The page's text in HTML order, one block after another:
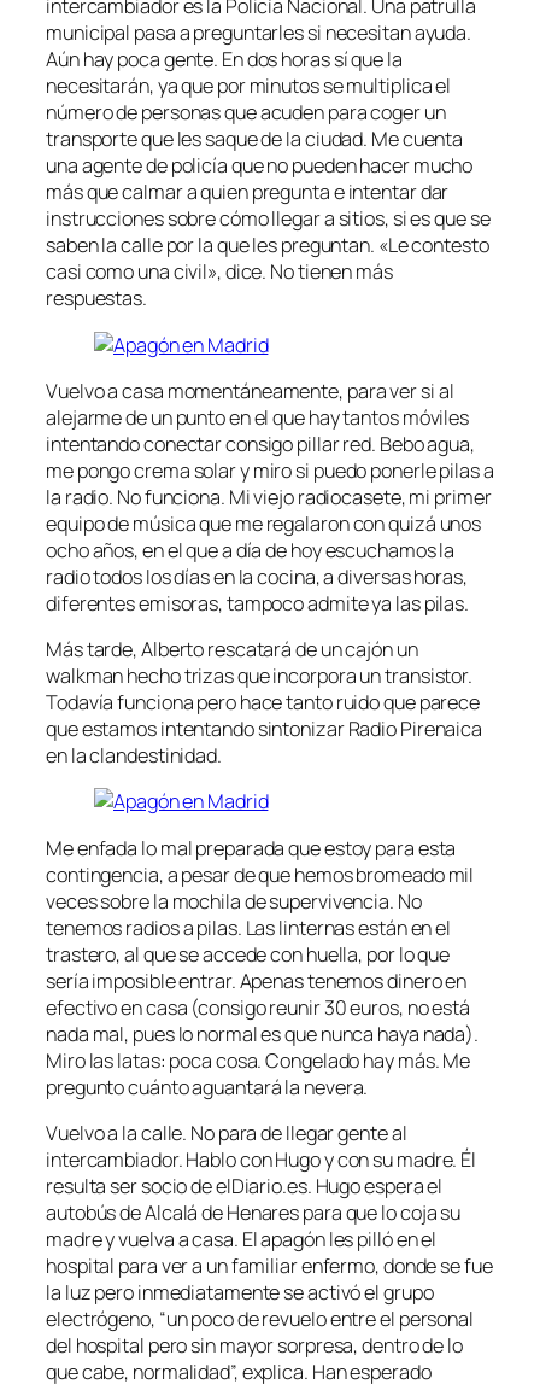
intercambiador es la Policía Nacional. Una patrulla
municipal pasa a preguntarles si necesitan ayuda.
Aún hay poca gente. En dos horas sí que la
necesitarán, ya que por minutos se multiplica el
número de personas que acuden para coger un
transporte que les saque de la ciudad. Me cuenta
una agente de policía que no pueden hacer mucho
más que calmar a quien pregunta e intentar dar
instrucciones sobre cómo llegar a sitios, si es que se
saben la calle por la que les preguntan. «Le contesto
casi como una civil», dice. No tienen más
respuestas.
Vuelvo a casa momentáneamente, para ver si al
alejarme de un punto en el que hay tantos móviles
intentando conectar consigo pillar red. Bebo agua,
me pongo crema solar y miro si puedo ponerle pilas a
la radio. No funciona. Mi viejo radiocasete, mi primer
equipo de música que me regalaron con quizá unos
ocho años, en el que a día de hoy escuchamos la
radio todos los días en la cocina, a diversas horas,
diferentes emisoras, tampoco admite ya las pilas.
Más tarde, Alberto rescatará de un cajón un
walkman hecho trizas que incorpora un transistor.
Todavía funciona pero hace tanto ruido que parece
que estamos intentando sintonizar Radio Pirenaica
en la clandestinidad.
Me enfada lo mal preparada que estoy para esta
contingencia, a pesar de que hemos bromeado mil
veces sobre la mochila de supervivencia. No
tenemos radios a pilas. Las linternas están en el
trastero, al que se accede con huella, por lo que
sería imposible entrar. Apenas tenemos dinero en
efectivo en casa (consigo reunir 30 euros, no está
nada mal, pues lo normal es que nunca haya nada).
Miro las latas: poca cosa. Congelado hay más. Me
pregunto cuánto aguantará la nevera.
Vuelvo a la calle. No para de llegar gente al
intercambiador. Hablo con Hugo y con su madre. Él
resulta ser socio de elDiario.es. Hugo espera el
autobús de Alcalá de Henares para que lo coja su
madre y vuelva a casa. El apagón les pilló en el
hospital para ver a un familiar enfermo, donde se fue
la luz pero inmediatamente se activó el grupo
electrógeno, “un poco de revuelo entre el personal
del hospital pero sin mayor sorpresa, dentro de lo
que cabe, normalidad”, explica. Han esperado